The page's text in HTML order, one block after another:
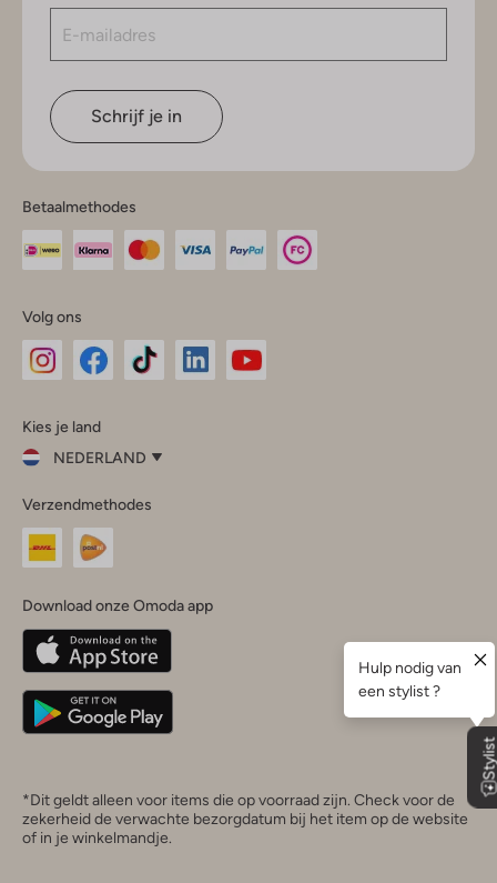
Schrijf je in
Betaalmethodes
Volg ons
InstagramFacebook
Kies je land
NEDERLAND
je
land
Nederland
Belgique(Français)
Deutschland
Verzendmethodes
Download onze Omoda app
*Dit geldt alleen voor items die op voorraad zijn. Check voor de
zekerheid de verwachte bezorgdatum bij het item op de website
of in je winkelmandje.